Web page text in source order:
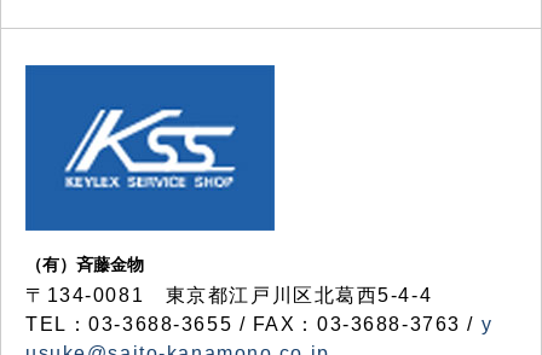
（有）斉藤金物
〒134-0081 東京都江戸川区北葛西5-4-4
TEL：03-3688-3655 / FAX：03-3688-3763 / y